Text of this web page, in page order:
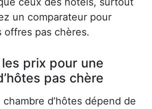
un comparateur pour
offres pas chères.
prix pour une
pas chère
chambre d’hôtes dépend de